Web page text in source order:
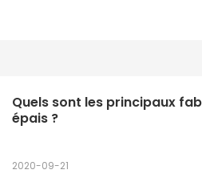
Quels sont les principaux
épais ?
2020-09-21